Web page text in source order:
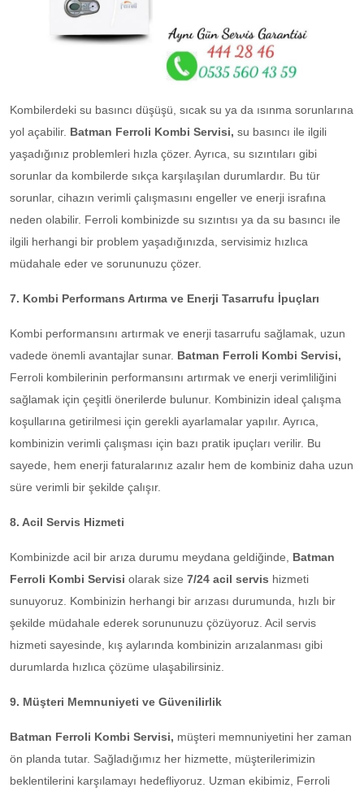
Kombilerdeki su basıncı düşüşü, sıcak su ya da ısınma sorunlarına
yol açabilir. Batman Ferroli Kombi Servisi, su basıncı ile ilgili
yaşadığınız problemleri hızla çözer. Ayrıca, su sızıntıları gibi
sorunlar da kombilerde sıkça karşılaşılan durumlardır. Bu tür
sorunlar, cihazın verimli çalışmasını engeller ve enerji israfına
neden olabilir. Ferroli kombinizde su sızıntısı ya da su basıncı ile
ilgili herhangi bir problem yaşadığınızda, servisimiz hızlıca
müdahale eder ve sorununuzu çözer.
7. Kombi Performans Artırma ve Enerji Tasarrufu İpuçları
Kombi performansını artırmak ve enerji tasarrufu sağlamak, uzun
vadede önemli avantajlar sunar. Batman Ferroli Kombi Servisi,
Ferroli kombilerinin performansını artırmak ve enerji verimliliğini
sağlamak için çeşitli önerilerde bulunur. Kombinizin ideal çalışma
koşullarına getirilmesi için gerekli ayarlamalar yapılır. Ayrıca,
kombinizin verimli çalışması için bazı pratik ipuçları verilir. Bu
sayede, hem enerji faturalarınız azalır hem de kombiniz daha uzun
süre verimli bir şekilde çalışır.
8. Acil Servis Hizmeti
Kombinizde acil bir arıza durumu meydana geldiğinde, Batman
Ferroli Kombi Servisi olarak size 7/24 acil servis hizmeti
sunuyoruz. Kombinizin herhangi bir arızası durumunda, hızlı bir
şekilde müdahale ederek sorununuzu çözüyoruz. Acil servis
hizmeti sayesinde, kış aylarında kombinizin arızalanması gibi
durumlarda hızlıca çözüme ulaşabilirsiniz.
9. Müşteri Memnuniyeti ve Güvenilirlik
Batman Ferroli Kombi Servisi, müşteri memnuniyetini her zaman
ön planda tutar. Sağladığımız her hizmette, müşterilerimizin
beklentilerini karşılamayı hedefliyoruz. Uzman ekibimiz, Ferroli